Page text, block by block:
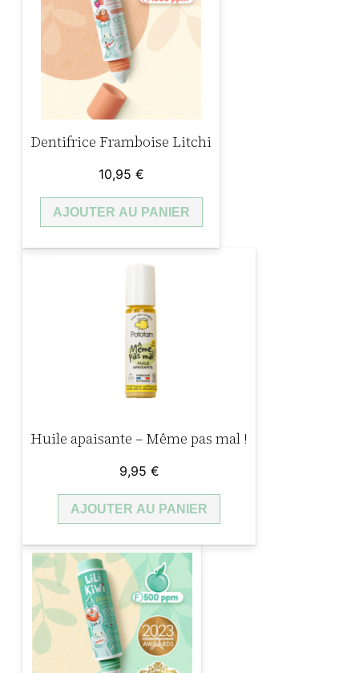
Dentifrice Framboise Litchi
10,95 €
AJOUTER AU PANIER
Huile apaisante – Même pas mal !
9,95 €
AJOUTER AU PANIER